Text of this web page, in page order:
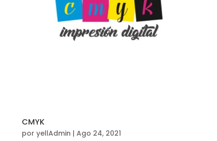
CMYK
por yellAdmin | Ago 24, 2021